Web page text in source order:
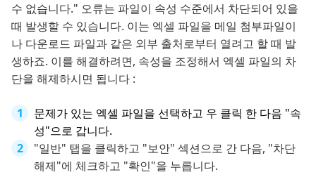
수 없습니다." 오류는 파일이 속성 수준에서 차단되어 있을
때 발생할 수 있습니다. 이는 엑셀 파일을 메일 첨부파일이
나 다운로드 파일과 같은 외부 출처로부터 열려고 할 때 발
생하죠. 이를 해결하려면, 속성을 조정해서 엑셀 파일의 차
단을 해제하시면 됩니다 :
문제가 있는 엑셀 파일을 선택하고 우 클릭 한 다음 "속
성"으로 갑니다.
"일반" 탭을 클릭하고 "보안" 섹션으로 간 다음, "차단
해제"에 체크하고 "확인"을 누릅니다.